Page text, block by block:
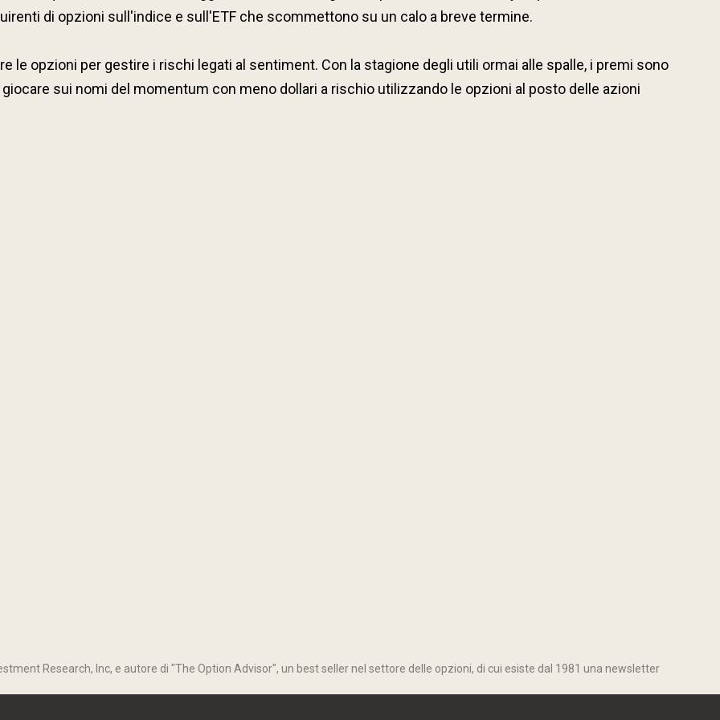
di opzioni sull'indice e sull'ETF che scommettono su un calo a breve termine.
le opzioni per gestire i rischi legati al sentiment. Con la stagione degli utili ormai alle spalle, i premi sono
sui nomi del momentum con meno dollari a rischio utilizzando le opzioni al posto delle azioni
Research, Inc, e autore di "The Option Advisor", un best seller nel settore delle opzioni, di cui esiste dal 1981 una newsletter